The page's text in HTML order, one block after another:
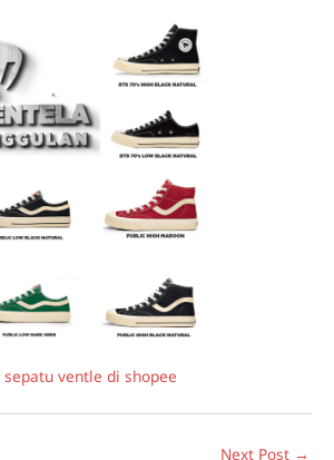
sepatu ventle di shopee
Next Post →